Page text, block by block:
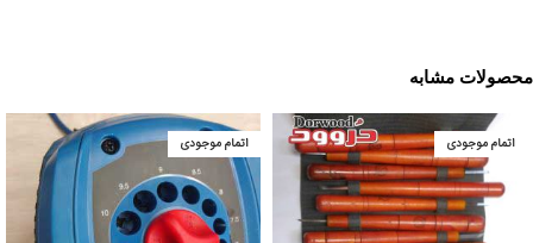
محصولات مشابه
اتمام موجودی اتمام موجودی